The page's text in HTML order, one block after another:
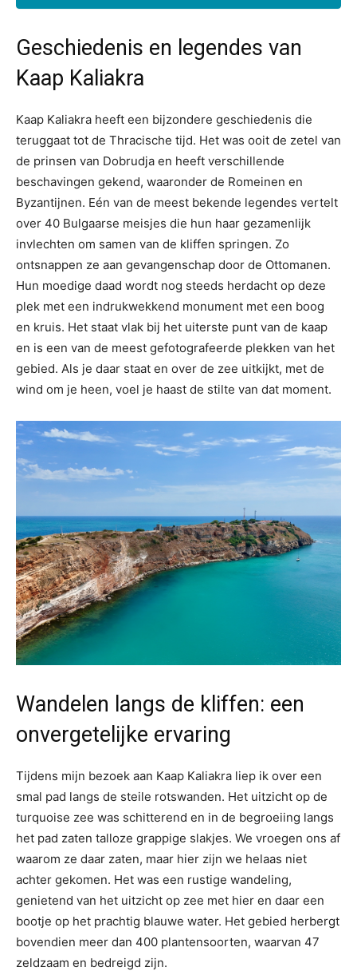
Geschiedenis en legendes van
Kaap Kaliakra
Kaap Kaliakra heeft een bijzondere geschiedenis die
teruggaat tot de Thracische tijd. Het was ooit de zetel van
de prinsen van Dobrudja en heeft verschillende
beschavingen gekend, waaronder de Romeinen en
Byzantijnen. Eén van de meest bekende legendes vertelt
over 40 Bulgaarse meisjes die hun haar gezamenlijk
invlechten om samen van de kliffen springen. Zo
ontsnappen ze aan gevangenschap door de Ottomanen.
Hun moedige daad wordt nog steeds herdacht op deze
plek met een indrukwekkend monument met een boog
en kruis. Het staat vlak bij het uiterste punt van de kaap
en is een van de meest gefotografeerde plekken van het
gebied. Als je daar staat en over de zee uitkijkt, met de
wind om je heen, voel je haast de stilte van dat moment.
Wandelen langs de kliffen: een
onvergetelijke ervaring
Tijdens mijn bezoek aan Kaap Kaliakra liep ik over een
smal pad langs de steile rotswanden. Het uitzicht op de
turquoise zee was schitterend en in de begroeiing langs
het pad zaten talloze grappige slakjes. We vroegen ons af
waarom ze daar zaten, maar hier zijn we helaas niet
achter gekomen. Het was een rustige wandeling,
genietend van het uitzicht op zee met hier en daar een
bootje op het prachtig blauwe water. Het gebied herbergt
bovendien meer dan 400 plantensoorten, waarvan 47
zeldzaam en bedreigd zijn.